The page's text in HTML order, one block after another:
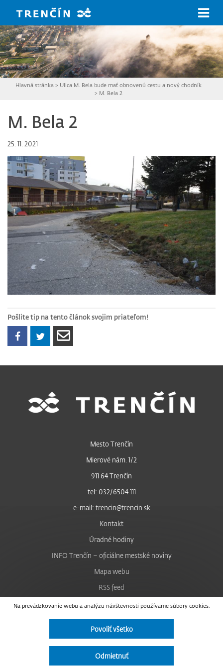
Hlavná stránka > Ulica M. Bela bude mať obnovenú cestu a nový chodník
> M. Bela 2
M. Bela 2
25. 11. 2021
Pošlite tip na tento článok svojim priateľom!
Na prevádzkovanie webu a analýzu návštevnosti používame súbory cookies.
Povoliť všetko
Odmietnuť
Mesto Trenčín
Mierové nám. 1/2
911 64 Trenčín
tel: 032/6504 111
e-mail: trencin@trencin.sk
Kontakt
Úradné hodiny
INFO Trenčín – oficiálne mestské noviny
Mapa webu
RSS feed
Nastavenie cookies
Facebook
Instagram
Vyhlásenie o prístupnosti